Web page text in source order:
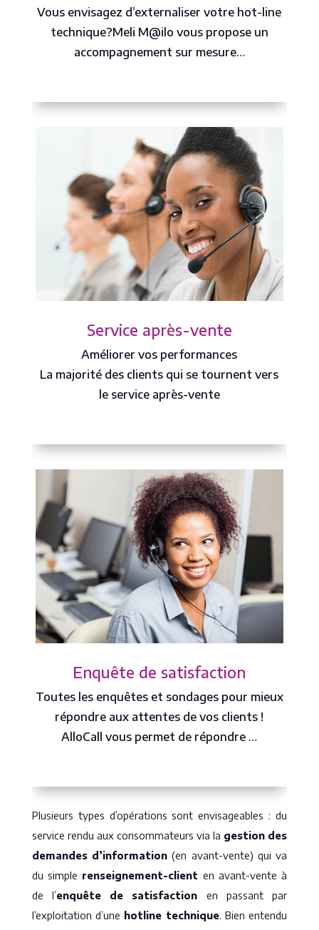
Vous envisagez d’externaliser votre hot-line
technique?Meli M@ilo vous propose un
accompagnement sur mesure…
Service après-vente
Améliorer vos performances
La majorité des clients qui se tournent vers
le service après-vente
Enquête de satisfaction
Toutes les enquêtes et sondages pour mieux
répondre aux attentes de vos clients !
AlloCall vous permet de répondre …
Plusieurs types d’opérations sont envisageables : du
service rendu aux consommateurs via la gestion des
demandes d’information (en avant-vente) qui va
du simple renseignement-client en avant-vente à
de l’enquête de satisfaction en passant par
l’exploitation d’une hotline technique. Bien entendu